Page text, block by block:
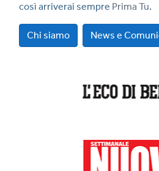
così arriverai sempre Prima Tu.
Chi siamo News e